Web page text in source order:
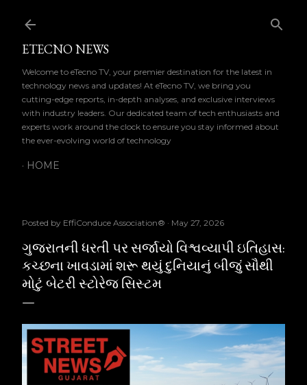
ETECNO NEWS
Welcome to eTecno TV, your premier destination for the latest in
technology news and updates! At eTecno TV, we bring you
cutting-edge reports, in-depth analyses, and exclusive interviews
with industry leaders. Our dedicated team of tech enthusiasts and
experts work around the clock to ensure you stay informed about
the ever-evolving world of technology
HOME
Posted by EffiConduce Association® May 27, 2026
ગુજરાતની ધરતી પર સર્જાયો વિશ્વવ્યાપી ઇતિહાસ:
કચ્છના ખાવડામાં શરૂ થયું દુનિયાનું બીજું સૌથી
મોટું બેટરી સ્ટોરેજ સિસ્ટમ